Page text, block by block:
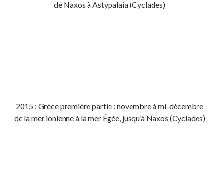
de Naxos à Astypalaia (Cyclades)
2015 : Grèce première partie : novembre à mi-décembre
de la mer ionienne à la mer Égée, jusqu’à Naxos (Cyclades)